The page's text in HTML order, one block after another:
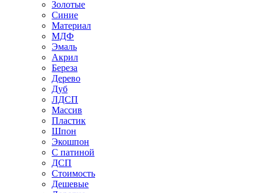
Золотые
Синие
Материал
МДФ
Эмаль
Акрил
Береза
Дерево
Дуб
ЛДСП
Массив
Пластик
Шпон
Экошпон
С патиной
ДСП
Стоимость
Дешевые